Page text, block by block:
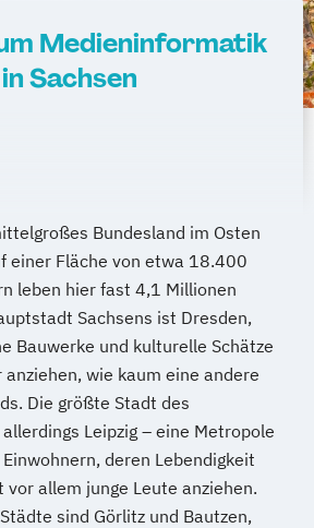
Medieninformatik
in Sachsen
Bundesland im Osten
einer Fläche von etwa 18.400
leben hier fast 4,1 Millionen
Sachsens ist Dresden,
Bauwerke und kulturelle Schätze
wie kaum eine andere
Die größte Stadt des
Leipzig – eine Metropole
deren Lebendigkeit
allem junge Leute anziehen.
sind Görlitz und Bautzen,